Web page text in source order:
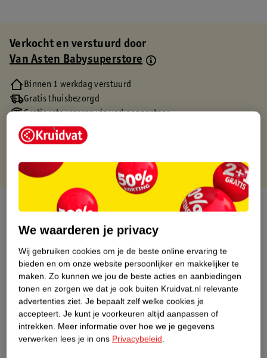
Verkocht en verstuurd door
Van Asten Babysuperstore
Binnen 1 werkdag verstuurd
Gratis thuisbezorgd
Gratis retourneren via verkooppartner.
Gratis punten met je Kruidvat kaart
Over dit product
Productinformatie
Etiketinformatie
Nature Impact Score
Dit product heeft (nog) geen Nature
Impact Score.
We waarderen je privacy
Wij gebruiken cookies om je de beste online ervaring te
bieden en om onze website persoonlijker en makkelijker te
maken. Zo kunnen we jou de beste acties en aanbiedingen
tonen en zorgen we dat je ook buiten Kruidvat.nl relevante
advertenties ziet. Je bepaalt zelf welke cookies je
accepteert. Je kunt je voorkeuren altijd aanpassen of
intrekken. Meer informatie over hoe we je gegevens
verwerken lees je in ons Privacybeleid.